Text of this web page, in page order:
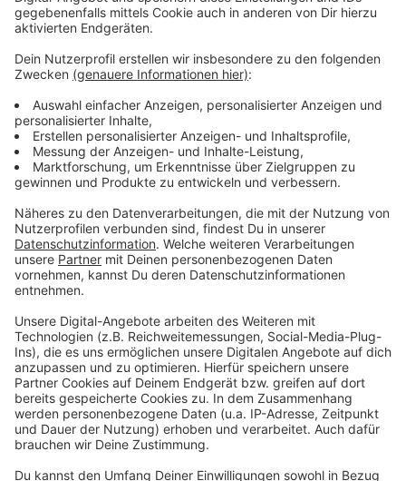
abgeben
Annahmestellen ab dem 13.10.2025:
• AVEA Hauptverwaltung, Im Eisholz 3, 51373
– 14:00 Uhr
• AVEA Wertstoffzentrum, Dieselstr. 18, 51381
Leverkusen, Mo. bis Fr. 08:00 – 18:00 Uhr
• AVEA Biomassezentrum, Am Mühlenweg,
51399 Burscheid, Mo. bis Fr. 08:00 – 16:30 Uhr
• Altes Bürgermeisteramt, Bergische Landstraße
28, 51375 Leverkusen, Mo. bis Fr. 09:30 – 17:30 Uhr
• Stadt Leverkusen, Hauptstraße 105, 51373
Leverkusen, Mo. bis Do. 08:00 – 16:00 Uhr und Fr. 08:00
– 13:00 Uhr